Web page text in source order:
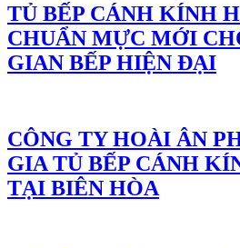
TỦ BẾP CÁNH KÍNH
CHUẨN MỰC MỚI
GIAN BẾP HIỆN ĐẠI
CÔNG TY HOÀI ÂN
GIA TỦ BẾP CÁNH
TẠI BIÊN HÒA